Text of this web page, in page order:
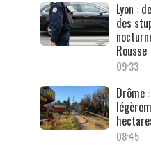
Lyon :
des
Rousse
09:33
Drôme
08:45